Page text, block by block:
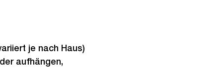
je nach Haus)
aufhängen,